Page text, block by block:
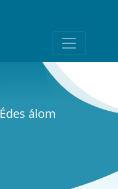
Édes álom